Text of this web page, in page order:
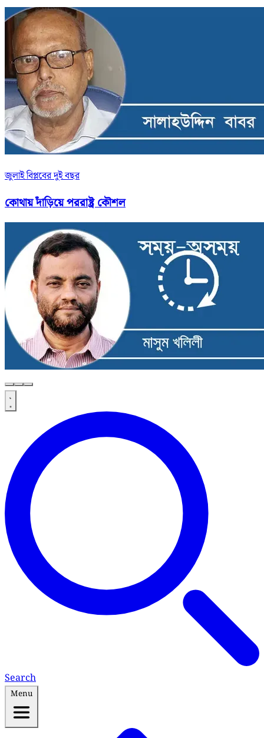
জুলাই বিপ্লবের দুই বছর
কোথায় দাঁড়িয়ে পররাষ্ট্র কৌশল
Search
Menu